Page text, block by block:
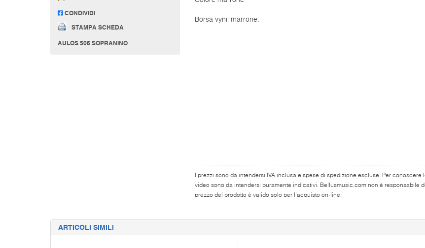
CONDIVIDI
STAMPA SCHEDA
AULOS 506 SOPRANINO
Borsa vynil marrone.
I prezzi sono da intendersi IVA inclusa e spese di spedizione escluse. Per
video sono da intendersi puramente indicativi. Bellusmusic.com non è responsabile
prezzo del prodotto è valido solo per l'acquisto on-line.
ARTICOLI SIMILI